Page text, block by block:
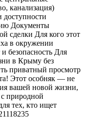
канализация)
доступности
Документы
сделки Для кого этот
в окружении
безопасность Для
в Крыму без
приватный просмотр
Этот особняк — не
вашей новой жизни,
природной
тех, кто ищет